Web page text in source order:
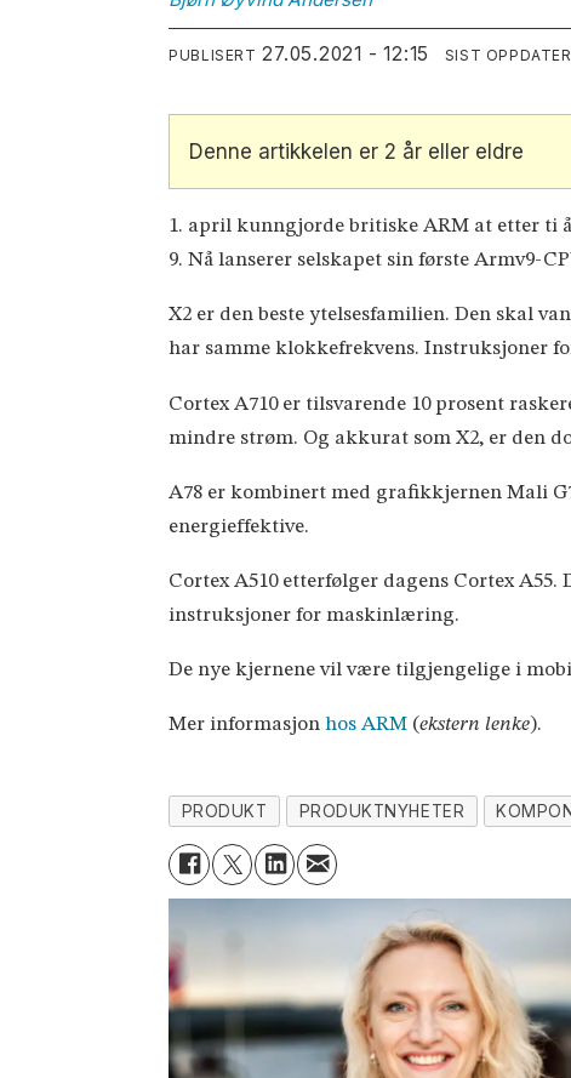
PUBLISERT 27.05.2021 - 12:15 SIST
Denne artikkelen er 2 år eller eldre
1. april kunngjorde britiske ARM at etter ti
9. Nå lanserer selskapet sin første Armv9-
X2 er den beste ytelsesfamilien. Den skal
har samme klokkefrekvens. Instruksjoner
Cortex A710 er tilsvarende 10 prosent
mindre strøm. Og akkurat som X2, er den
A78 er kombinert med grafikkjernen Mali
energieffektive.
Cortex A510 etterfølger dagens Cortex
instruksjoner for maskinlæring.
De nye kjernene vil være tilgjengelige i
Mer informasjonhos ARM (ekstern lenke).
PRODUKT PRODUKTNYHETER